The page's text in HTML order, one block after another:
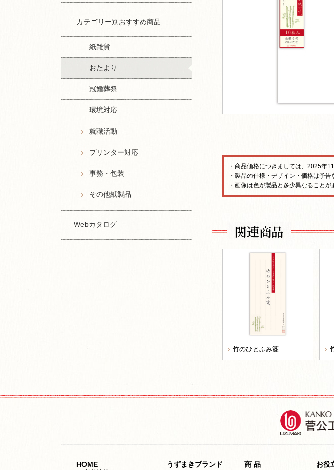
カテゴリー別おすすめ商品
紙雑貨
おたより
冠婚葬祭
環境対応
就職活動
プリンター対応
事務・包装
その他紙製品
Webカタログ
・商品価格につきましては、2025年
・製品の仕様・デザイン・価格は予
・画像は色が製品と多少異なることが
関連商品
竹のひとふみ箋
HOME うずまきブランド 商 品 お役